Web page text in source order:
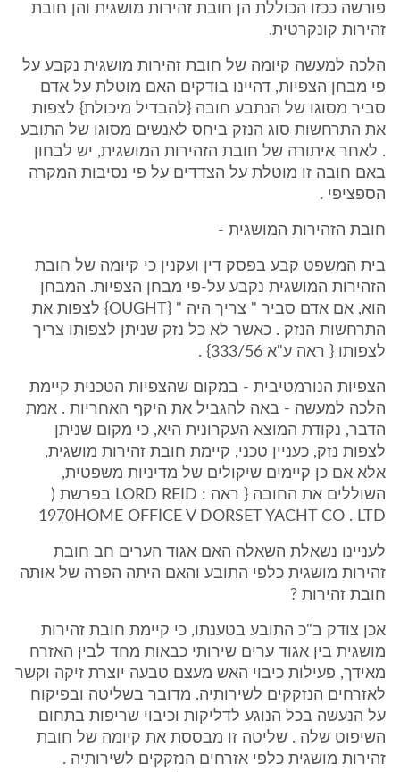
פורשה ככזו הכוללת הן חובת זהירות מושגית והן חובת
זהירות קונקרטית.
הלכה למעשה קיומה של חובת זהירות מושגית נקבע על
פי מבחן הצפיות, דהיינו בודקים האם מוטלת על אדם
סביר מסוגו של הנתבע חובה {להבדיל מיכולת} לצפות
את התרחשות סוג הנזק ביחס לאנשים מסוגו של התובע
. לאחר איתורה של חובת הזהירות המושגית, יש לבחון
באם חובה זו מוטלת על הצדדים על פי נסיבות המקרה
הספציפי .
חובת הזהירות המושגית -
בית המשפט קבע בפסק דין ועקנין כי קיומה של חובת
הזהירות המושגית נקבע על-פי מבחן הצפיות. המבחן
הוא, אם אדם סביר " צריך היה " {OUGHT} לצפות את
התרחשות הנזק . כאשר לא כל נזק שניתן לצפותו צריך
לצפותו { ראה ע"א 333/56} .
הצפיות הנורמטיבית - במקום שהצפיות הטכנית קיימת
הלכה למעשה - באה להגביל את היקף האחריות . אמת
הדבר, נקודת המוצא העקרונית היא, כי מקום שניתן
לצפות נזק, כעניין טכני, קיימת חובת זהירות מושגית,
אלא אם כן קיימים שיקולים של מדיניות משפטית,
השוללים את החובה { ראה : LORD REID בפרשת (
1970HOME OFFICE V DORSET YACHT CO . LTD
לעניינו נשאלת השאלה האם אגוד הערים חב חובת
זהירות מושגית כלפי התובע והאם היתה הפרה של אותה
חובת זהירות ?
אכן צודק ב"כ התובע בטענתו, כי קיימת חובת זהירות
מושגית בין אגוד ערים שירותי כבאות מחד לבין האזרח
מאידך, פעילות כיבוי האש מעצם טבעה יוצרת זיקה וקשר
לאזרחים הנזקקים לשירותיה. מדובר בשליטה ובפיקוח
על הנעשה בכל הנוגע לדליקות וכיבוי שריפות בתחום
השיפוט שלה . שליטה זו מבססת את קיומה של חובת
זהירות מושגית כלפי אזרחים הנזקקים לשירותיה .